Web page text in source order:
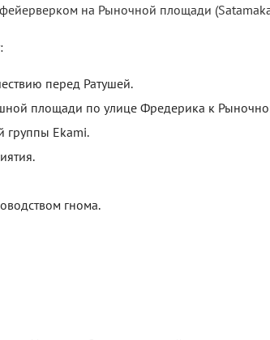
на Рыночной площади
перед Ратушей.
площади по улице Фредерика к
группы Ekami.
гнома.